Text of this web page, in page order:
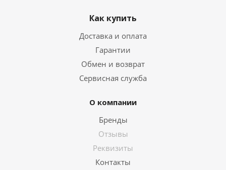
Как купить
Доставка и оплата
Гарантии
Обмен и возврат
Сервисная служба
О компании
Бренды
Отзывы
Реквизиты
Контакты